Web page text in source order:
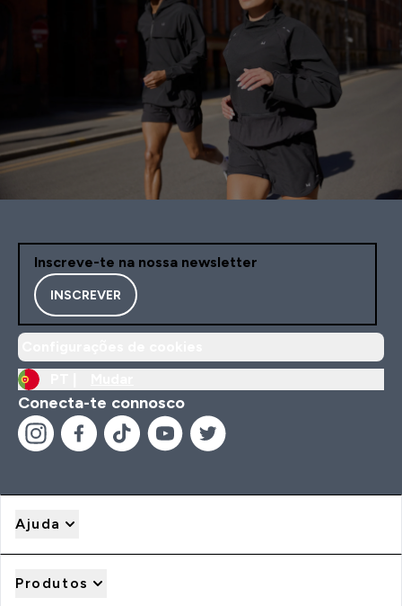
Inscreve-te na nossa newsletter
INSCREVER
Conecta-te connosco
Ajuda
Produtos